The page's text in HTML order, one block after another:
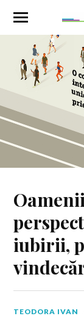
iubirii,
TEODORA IVAN